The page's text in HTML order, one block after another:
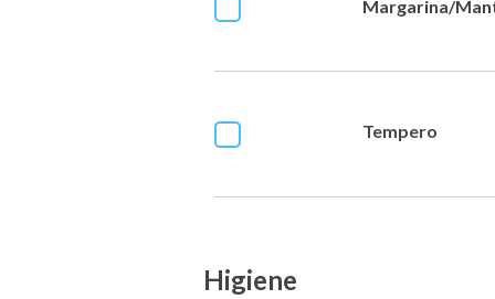
Margarina/
Tempero
Higiene